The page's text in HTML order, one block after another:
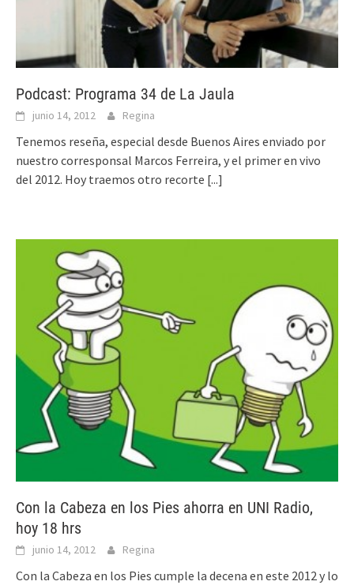
Podcast: Programa 34 de La Jaula
junio 14, 2012 Regina
Tenemos reseña, especial desde Buenos Aires enviado por
nuestro corresponsal Marcos Ferreira, y el primer en vivo
del 2012. Hoy traemos otro recorte [...]
Con la Cabeza en los Pies ahorra en UNI Radio,
hoy 18 hrs
junio 14, 2012 Regina
Con la Cabeza en los Pies cumple la decena en este 2012 y lo